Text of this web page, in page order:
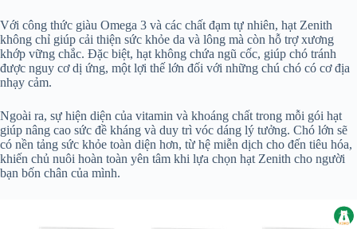
Với công thức giàu Omega 3 và các chất đạm tự nhiên, hạt Zenith
không chỉ giúp cải thiện sức khỏe da và lông mà còn hỗ trợ xương
khớp vững chắc. Đặc biệt, hạt không chứa ngũ cốc, giúp chó tránh
được nguy cơ dị ứng, một lợi thế lớn đối với những chú chó có cơ địa
nhạy cảm.
Ngoài ra, sự hiện diện của vitamin và khoáng chất trong mỗi gói hạt
giúp nâng cao sức đề kháng và duy trì vóc dáng lý tưởng. Chó lớn sẽ
có nền tảng sức khỏe toàn diện hơn, từ hệ miễn dịch cho đến tiêu hóa,
khiến chủ nuôi hoàn toàn yên tâm khi lựa chọn hạt Zenith cho người
bạn bốn chân của mình.